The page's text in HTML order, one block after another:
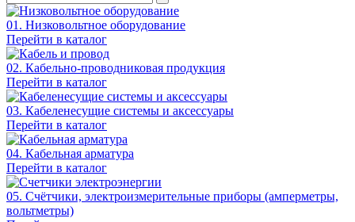
01. Низковольтное оборудование
Перейти в каталог
02. Кабельно-проводниковая продукция
Перейти в каталог
03. Кабеленесущие системы и аксессуары
Перейти в каталог
04. Кабельная арматура
Перейти в каталог
05. Счётчики, электроизмерительные приборы (амперметры,
вольтметры)